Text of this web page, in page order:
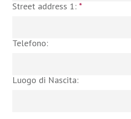
Street address 1: *
Telefono:
Luogo di Nascita: